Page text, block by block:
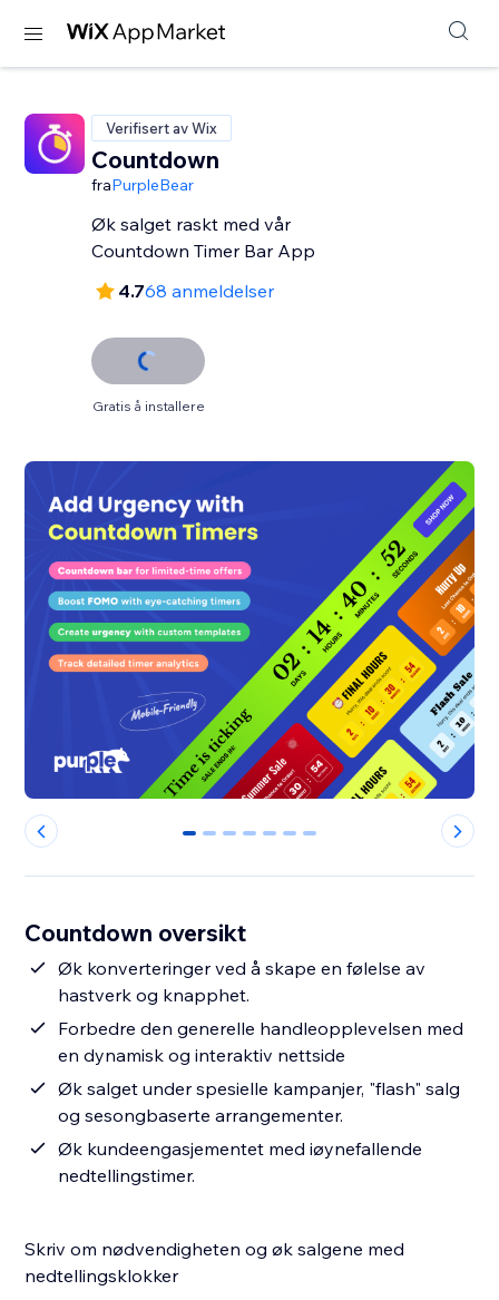
Verifisert av Wix
Countdown
fraPurpleBear
Øk salget raskt med vår
Countdown Timer Bar App
4.768 anmeldelser
Gratis å installere
0 1 2 3 4 5 6
Countdown oversikt
Øk konverteringer ved å skape en følelse av
hastverk og knapphet.
Forbedre den generelle handleopplevelsen med
en dynamisk og interaktiv nettside
Øk salget under spesielle kampanjer, "flash" salg
og sesongbaserte arrangementer.
Øk kundeengasjementet med iøynefallende
nedtellingstimer.
Skriv om nødvendigheten og øk salgene med
nedtellingsklokker